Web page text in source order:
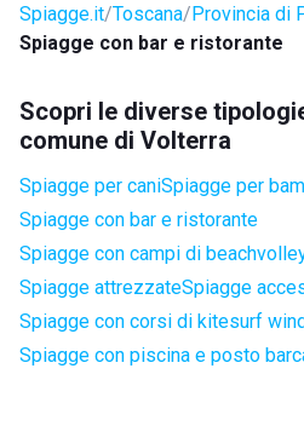
Spiagge.it Toscana Provincia di
Spiagge con bar e ristorante
Scopri le diverse
comune di Volterra
Spiagge per caniSpiagge per
Spiagge con bar e ristorante
Spiagge con campi di
Spiagge attrezzateSpiagge
Spiagge con corsi di kitesurf
Spiagge con piscina e posto